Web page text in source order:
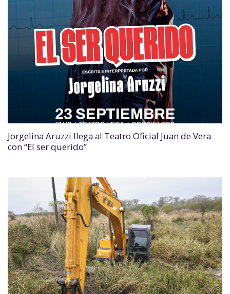
Jorgelina Aruzzi llega al Teatro Oficial Juan de Vera
con “El ser querido”